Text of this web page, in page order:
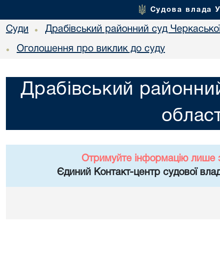
Судова влада
Суди • Драбівський районний суд
• Оголошення про виклик до суду
Драбівський
Отримуйте інформацію лише
Єдиний Контакт-центр судової